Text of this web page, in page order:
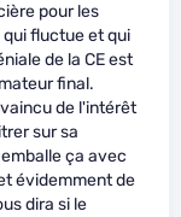
pour les
fluctue et qui
de la CE est
final.
de l'intérêt
sur sa
ça avec
évidemment de
dira si le